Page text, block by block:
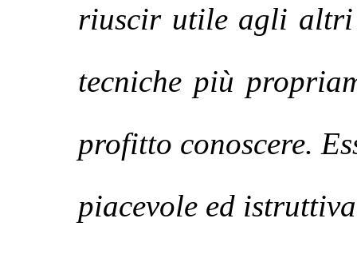
riuscir utile agli
tecniche più
profitto conoscere.
piacevole ed